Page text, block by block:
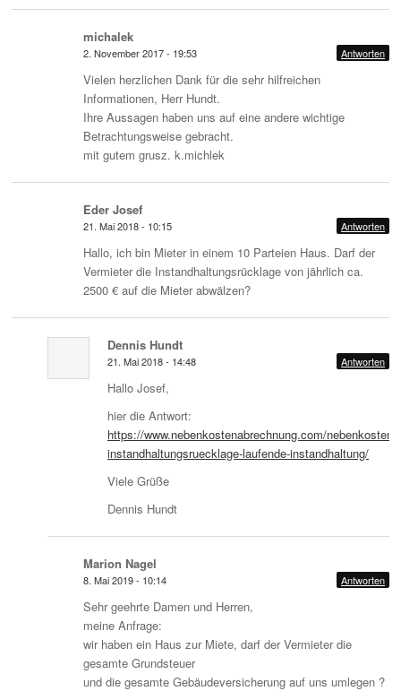
michalek
2. November 2017 - 19:53 Antworten
Vielen herzlichen Dank für die sehr hilfreichen
Informationen, Herr Hundt.
Ihre Aussagen haben uns auf eine andere wichtige
Betrachtungsweise gebracht.
mit gutem grusz. k.michlek
Eder Josef
21. Mai 2018 - 10:15 Antworten
Hallo, ich bin Mieter in einem 10 Parteien Haus. Darf der
Vermieter die Instandhaltungsrücklage von jährlich ca.
2500 € auf die Mieter abwälzen?
Dennis Hundt
21. Mai 2018 - 14:48 Antworten
Hallo Josef,
hier die Antwort:
https://www.nebenkostenabrechnung.com/nebenkosten-
instandhaltungsruecklage-laufende-instandhaltung/
Viele Grüße
Dennis Hundt
Marion Nagel
8. Mai 2019 - 10:14 Antworten
Sehr geehrte Damen und Herren,
meine Anfrage:
wir haben ein Haus zur Miete, darf der Vermieter die
gesamte Grundsteuer
und die gesamte Gebäudeversicherung auf uns umlegen ?